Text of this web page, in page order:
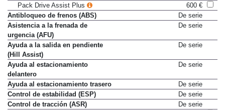
Pack Drive Assist Plus
600 €
Antibloqueo de frenos (ABS)
De serie
Asistencia a la frenada de
urgencia (AFU)
De serie
Ayuda a la salida en pendiente
(Hill Assist)
De serie
Ayuda al estacionamiento
delantero
De serie
Ayuda al estacionamiento trasero
De serie
Control de estabilidad (ESP)
De serie
Control de tracción (ASR)
De serie